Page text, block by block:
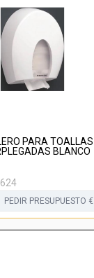
PARA TOALLAS
BLANCO
PEDIR PRESUPUESTO €